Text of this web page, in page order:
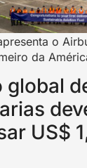
o
da
global
US$